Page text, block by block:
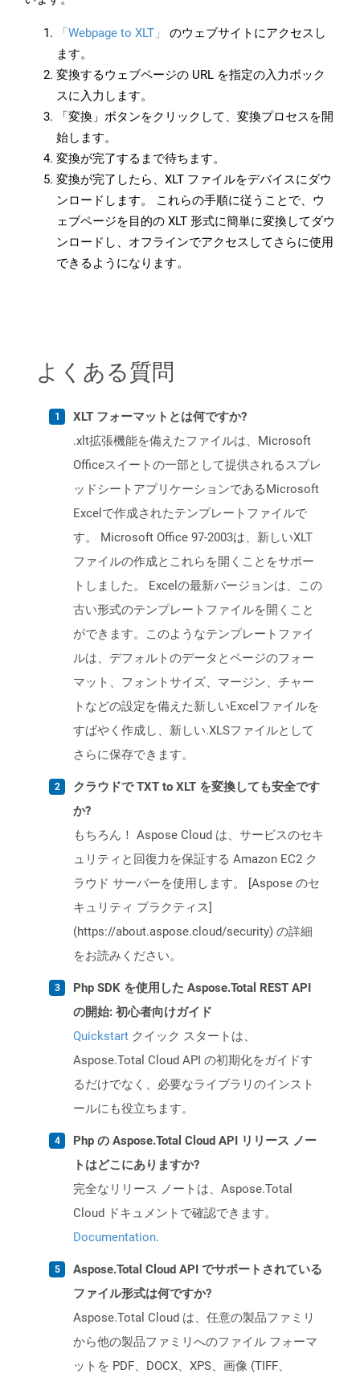
「Webpage to XLT」
のウェブサイトにアクセスし
ます。
変換するウェブページの URL を指定の入力ボック
スに入力します。
「変換」ボタンをクリックして、変換プロセスを開
始します。
変換が完了するまで待ちます。
変換が完了したら、XLT ファイルをデバイスにダウ
ンロードします。 これらの手順に従うことで、ウ
ェブページを目的の XLT 形式に簡単に変換してダウ
ンロードし、オフラインでアクセスしてさらに使用
できるようになります。
よくある質問
XLT フォーマットとは何ですか?
.xlt拡張機能を備えたファイルは、Microsoft
Officeスイートの一部として提供されるスプレ
ッドシートアプリケーションであるMicrosoft
Excelで作成されたテンプレートファイルで
す。 Microsoft Office 97-2003は、新しいXLT
ファイルの作成とこれらを開くことをサポー
トしました。 Excelの最新バージョンは、この
古い形式のテンプレートファイルを開くこと
ができます。このようなテンプレートファイ
ルは、デフォルトのデータとページのフォー
マット、フォントサイズ、マージン、チャー
トなどの設定を備えた新しいExcelファイルを
すばやく作成し、新しい.XLSファイルとして
さらに保存できます。
クラウドで TXT to XLT を変換しても安全です
か?
もちろん！ Aspose Cloud は、サービスのセキ
ュリティと回復力を保証する Amazon EC2 ク
ラウド サーバーを使用します。 [Aspose のセ
キュリティ プラクティス]
(https://about.aspose.cloud/security) の詳細
をお読みください。
Php SDK を使用した Aspose.Total REST API
の開始: 初心者向けガイド
Quickstart クイック スタートは、
Aspose.Total Cloud API の初期化をガイドす
るだけでなく、必要なライブラリのインスト
ールにも役立ちます。
Php の Aspose.Total Cloud API リリース ノー
トはどこにありますか?
完全なリリース ノートは、Aspose.Total
Cloud ドキュメントで確認できます。
Documentation.
Aspose.Total Cloud API でサポートされている
ファイル形式は何ですか?
Aspose.Total Cloud は、任意の製品ファミリ
から他の製品ファミリへのファイル フォーマ
ットを PDF、DOCX、XPS、画像 (TIFF、